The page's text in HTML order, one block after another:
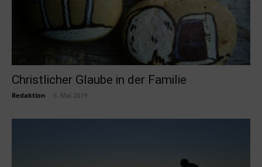
Christlicher Glaube in der Familie
Redaktion 6. Mai 2019